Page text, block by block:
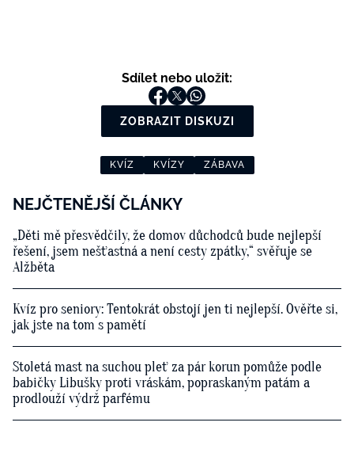
Sdílet nebo uložit:
ZOBRAZIT DISKUZI
KVÍZ KVÍZY ZÁBAVA
NEJČTENĚJŠÍ ČLÁNKY
„Děti mě přesvědčily, že domov důchodců bude nejlepší
řešení, jsem nešťastná a není cesty zpátky,“ svěřuje se
Alžběta
Kvíz pro seniory: Tentokrát obstojí jen ti nejlepší. Ověřte si,
jak jste na tom s pamětí
Stoletá mast na suchou pleť za pár korun pomůže podle
babičky Libušky proti vráskám, popraskaným patám a
prodlouží výdrž parfému